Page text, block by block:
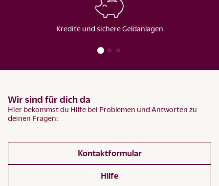
Kredite und sichere Geldanlagen
Wir sind für dich da
Hier bekommst du Hilfe bei Problemen und Antworten zu
deinen Fragen:
Kontaktformular
Hilfe